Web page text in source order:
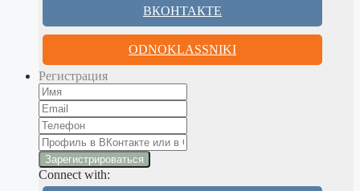
ВКОНТАКТЕ
ODNOKLASSNIKI
Регистрация
Connect with: